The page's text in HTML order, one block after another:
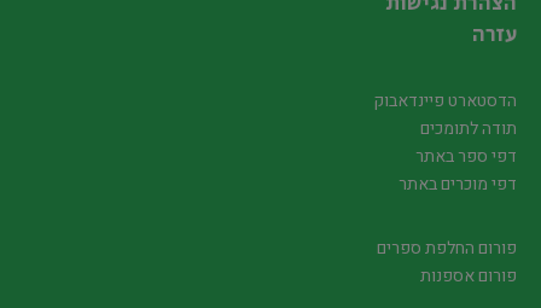
עזרה
הדסטארט פיינדאבוק
תודה לתומכים
דפי ספר באתר
דפי מוכרים באתר
פורום החלפת ספרים
פורום אספנות